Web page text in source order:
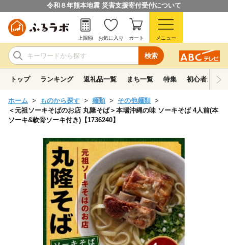
令和８年熊本地震 災害支援寄付受付について
検索
上限額 お気に入り カート メニュー
トップ ランキング 返礼品一覧 まち一覧 特集 初心者ガイド
ホーム ものから探す 麺類
その他麺類
＜元祖ソーキそばのお店 丸隆そば＞本場沖縄の味 ソーキそば 4人前(本
ソーキ&軟骨ソーキ付き)【1736240】